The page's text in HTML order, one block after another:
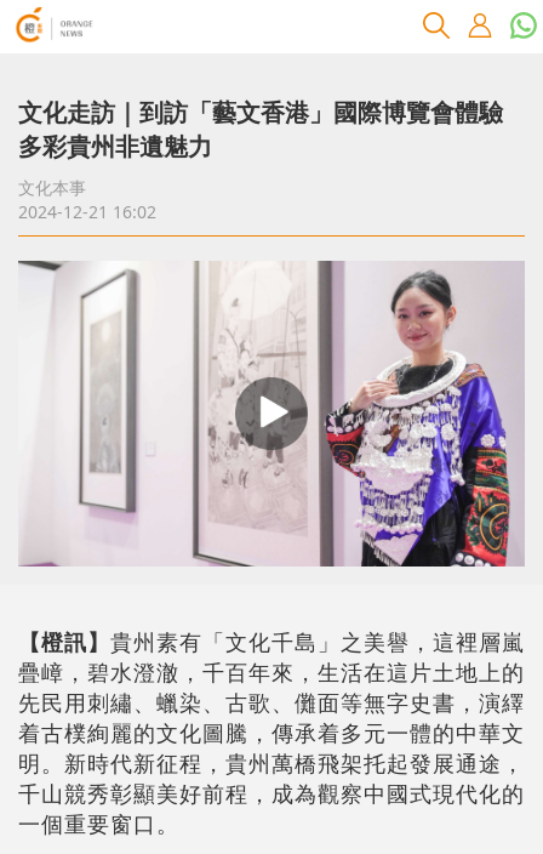
文化走訪｜到訪「藝文香港」國際博覽會體驗
多彩貴州非遺魅力
文化本事
2024-12-21 16:02
【橙訊】 貴州素有「文化千島」之美譽，這裡層嵐
疊嶂，碧水澄澈，千百年來，生活在這片土地上的
先民用刺繡、蠟染、古歌、儺面等無字史書，演繹
着古樸絢麗的文化圖騰，傳承着多元一體的中華文
明。新時代新征程，貴州萬橋飛架托起發展通途，
千山競秀彰顯美好前程，成為觀察中國式現代化的
一個重要窗口。